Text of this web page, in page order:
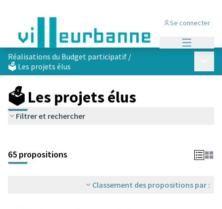
Se connecter
Réalisations du Budget participatif /
🗳️ Les projets élus
🗳️ Les projets élus
Filtrer et rechercher
+
−
65 propositions
Classement des propositions par :